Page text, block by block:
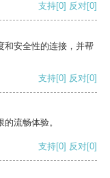
支持[0] 反对[0]
和安全性的连接，并帮
支持[0] 反对[0]
流畅体验。
支持[0] 反对[0]